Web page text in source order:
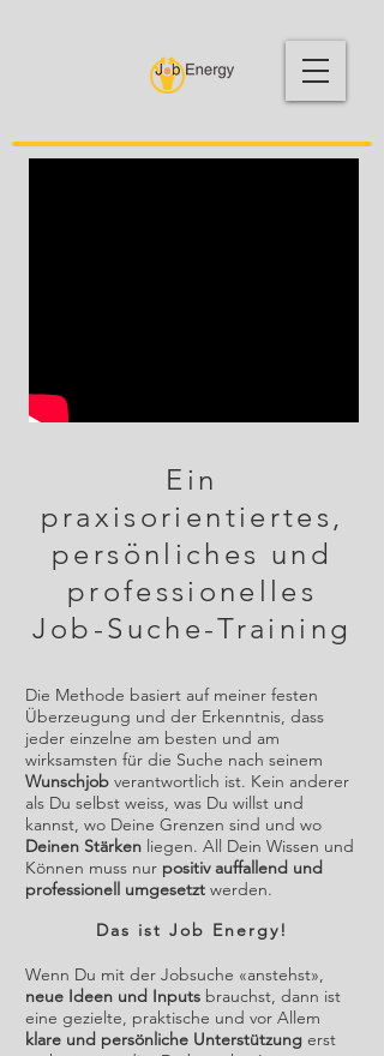
Ein
praxisorientiertes,
persönliches und
professionelles
Job-Suche-Training
Die Methode basiert auf meiner festen
Überzeugung und der Erkenntnis, dass
jeder einzelne am besten und am
wirksamsten für die Suche nach seinem
Wunschjob verantwortlich ist. Kein anderer
als Du selbst weiss, was Du willst und
kannst, wo Deine Grenzen sind und wo
Deinen Stärken liegen. All Dein Wissen und
Können muss nur positiv auffallend und
professionell umgesetzt werden.
Das ist Job Energy!
Wenn Du mit der Jobsuche «anstehst»,
neue Ideen und Inputs brauchst, dann ist
eine gezielte, praktische und vor Allem
klare und persönliche Unterstützung erst